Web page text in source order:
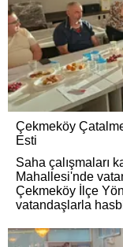
Çekmeköy
Esti
Saha çalışmaları
Mahallesi'nde
Çekmeköy İlçe
vatandaşlarla